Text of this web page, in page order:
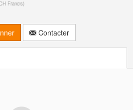
Francis)
Contacter